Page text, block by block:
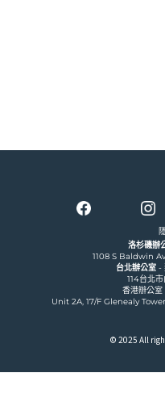
洛杉磯辦
1108 S Baldwin
台北辦公室 -
114台北
香港辦公
Unit 2A, 17/F Glenealy
© 2025 All